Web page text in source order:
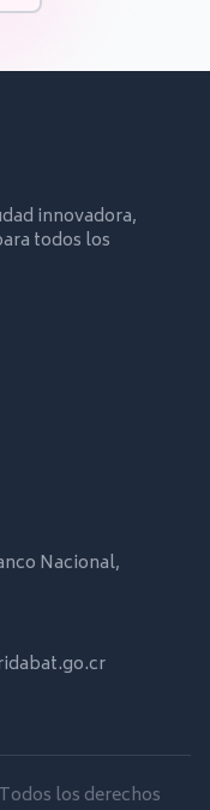
innovadora,
todos los
Nacional,
los derechos